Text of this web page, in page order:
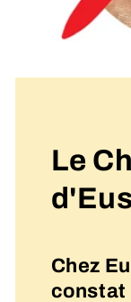
Le
Chez
constat